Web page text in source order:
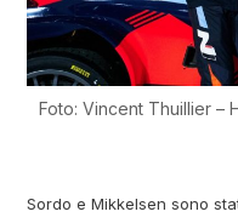
Foto: Vincent Thuillier –
Sordo e Mikkelsen sono